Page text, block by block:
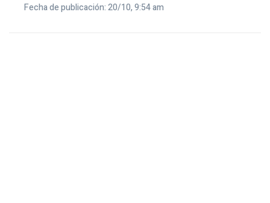
Fecha de publicación: 20/10, 9:54 am